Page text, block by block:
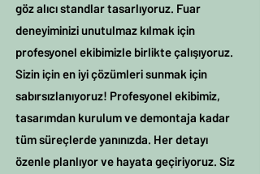
göz alıcı standlar tasarlıyoruz. Fuar
deneyiminizi unutulmaz kılmak için
profesyonel ekibimizle birlikte çalışıyoruz.
Sizin için en iyi çözümleri sunmak için
sabırsızlanıyoruz! Profesyonel ekibimiz,
tasarımdan kurulum ve demontaja kadar
tüm süreçlerde yanınızda. Her detayı
özenle planlıyor ve hayata geçiriyoruz. Siz